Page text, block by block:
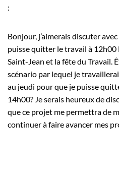
:
Bonjour, j’aimerais discuter
puisse quitter le travail à 12h00
Saint-Jean et la fête du Travail.
scénario par lequel je
au jeudi pour que je puisse
14h00? Je serais heureux de
que ce projet me permettra de
continuer à faire avancer mes